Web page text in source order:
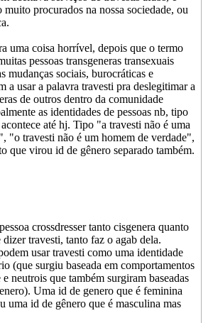
procurados na nossa sociedade, ou
uma coisa horrível, depois que o termo
pessoas transgeneras transexuais
mudanças sociais, burocráticas e
a usar a palavra travesti pra deslegitimar a
de outros dentro da comunidade
as identidades de pessoas nb, tipo
até hj. Tipo "a travesti não é uma
"o travesti não é um homem de verdade",
que virou id de gênero separado também.
crossdresser tanto cisgenera quanto
dizer travesti, tanto faz o agab dela.
usar travesti como uma identidade
(que surgiu baseada em comportamentos
neutrois que também surgiram baseadas
Uma id de genero que é feminina
uma id de gênero que é masculina mas